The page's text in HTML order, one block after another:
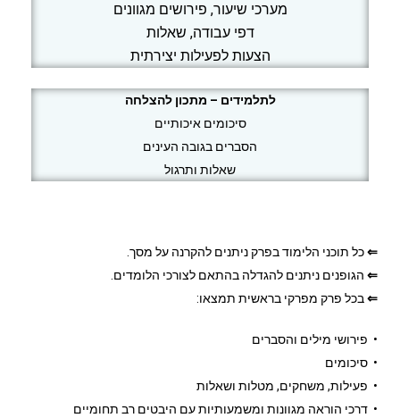
מערכי שיעור, פירושים מגוונים
דפי עבודה, שאלות
הצעות לפעילות יצירתית
לתלמידים – מתכון להצלחה
סיכומים איכותיים
הסברים בגובה העינים
שאלות ותרגול
⇐כל תוכני הלימוד בפרק ניתנים להקרנה על מסך.
⇐ הגופנים ניתנים להגדלה בהתאם לצורכי הלומדים.
⇐בכל פרק מפרקי בראשית תמצאו:
• פירושי מילים והסברים
• סיכומים
• פעילות, משחקים, מטלות ושאלות
• דרכי הוראה מגוונות ומשמעותיות עם היבטים רב תחומיים